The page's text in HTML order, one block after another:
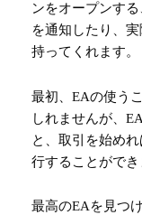
ンをオープンす
を通知したり、
持ってくれます。
最初、EAの使う
しれませんが、
と、取引を始め
行することができ
最高のEAを見つ